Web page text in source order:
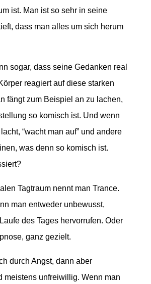
ist. Man ist so sehr in seine
dass man alles um sich herum
sogar, dass seine Gedanken real
reagiert auf diese starken
fängt zum Beispiel an zu lachen,
so komisch ist. Und wenn
“wacht man auf” und andere
was denn so komisch ist.
Tagtraum nennt man Trance.
man entweder unbewusst,
des Tages hervorrufen. Oder
ganz gezielt.
durch Angst, dann aber
meistens unfreiwillig. Wenn man